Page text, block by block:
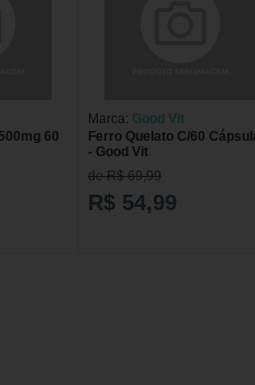
Marca: Good Vit
Ferro Quelato C/60
- Good Vit
de R$ 69,99
R$ 54,99